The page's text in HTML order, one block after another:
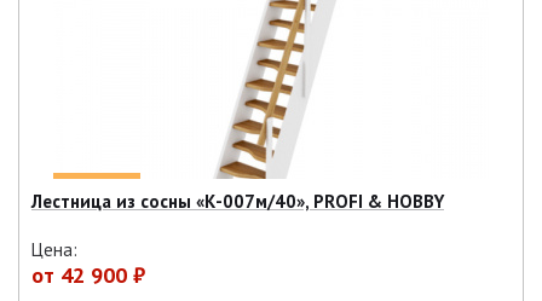
Лестница из сосны «К-007м/40», PROFI & HOBBY
Цена:
от 42 900 ₽